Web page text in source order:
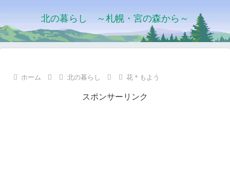
北の暮らし ～札幌・宮の森から～
ホーム 北の暮らし 花＊もよう
スポンサーリンク